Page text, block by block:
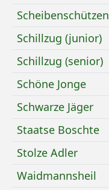
Mehr Details zu
Scheibenschützen
Mehr Details zu
Schillzug (junior)
Mehr Details zu
Schillzug (senior)
Mehr Details zu
Schöne Jonge
Mehr Details zu
Schwarze Jäger
Mehr Details zu
Staatse Boschte
Mehr Details zu
Stolze Adler
Mehr Details zu
Waidmannsheil